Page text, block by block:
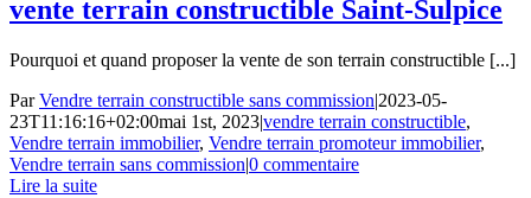
vente terrain constructible Saint-Sulpice
Pourquoi et quand proposer la vente de son terrain constructible [...]
ParVendre terrain constructible sans commission|2023-05-
23T11:16:16+02:00mai 1st, 2023|vendre terrain constructible,
Vendre terrain immobilier, Vendre terrain promoteur immobilier,
Vendre terrain sans commission|0 commentaire
Lire la suite